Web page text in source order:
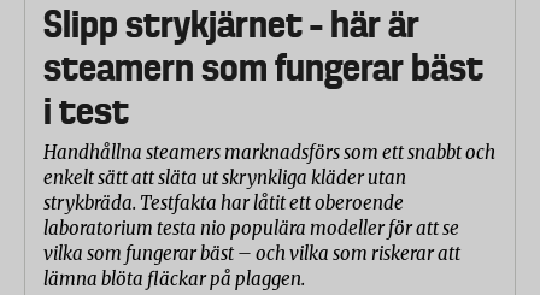
Slipp strykjärnet – här är
steamern som fungerar bäst
i test
Handhållna steamers marknadsförs som ett snabbt och
enkelt sätt att släta ut skrynkliga kläder utan
strykbräda. Testfakta har låtit ett oberoende
laboratorium testa nio populära modeller för att se
vilka som fungerar bäst – och vilka som riskerar att
lämna blöta fläckar på plaggen.